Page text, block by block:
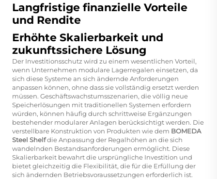
Langfristige finanzielle Vorteile
und Rendite
Erhöhte Skalierbarkeit und
zukunftssichere Lösung
Der Investitionsschutz wird zu einem wesentlichen Vorteil,
wenn Unternehmen modulare Lagerregalen einsetzen, da
sich diese Systeme an sich ändernde Anforderungen
anpassen können, ohne dass sie vollständig ersetzt werden
müssen. Geschäftswachstumsszenarien, die völlig neue
Speicherlösungen mit traditionellen Systemen erfordern
würden, können häufig durch schrittweise Ergänzungen
bestehender modularer Anlagen berücksichtigt werden. Die
verstellbare Konstruktion von Produkten wie dem BOMEDA
Steel Shelfdie Anpassung der Regalhöhen an die sich
wandelnden Bestandsanforderungen ermöglicht. Diese
Skalierbarkeit bewahrt die ursprüngliche Investition und
bietet gleichzeitig die Flexibilität, die für die Erfüllung der
sich ändernden Betriebsvoraussetzungen erforderlich ist.